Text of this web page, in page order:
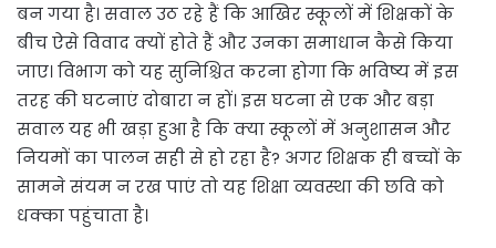
बन गया है। सवाल उठ रहे हैं कि आखिर स्कूलों में शिक्षकों के
बीच ऐसे विवाद क्यों होते हैं और उनका समाधान कैसे किया
जाए। विभाग को यह सुनिश्चित करना होगा कि भविष्य में इस
तरह की घटनाएं दोबारा न हों। इस घटना से एक और बड़ा
सवाल यह भी खड़ा हुआ है कि क्या स्कूलों में अनुशासन और
नियमों का पालन सही से हो रहा है? अगर शिक्षक ही बच्चों के
सामने संयम न रख पाएं तो यह शिक्षा व्यवस्था की छवि को
धक्का पहुंचाता है।